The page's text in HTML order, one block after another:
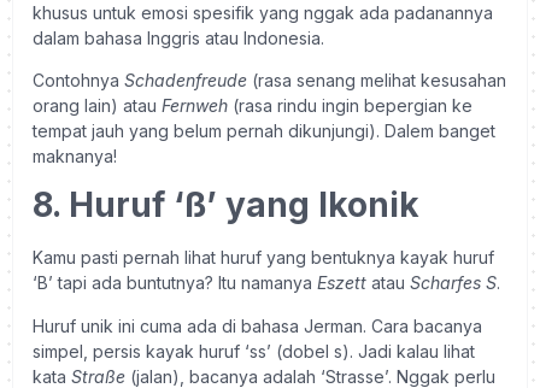
khusus untuk emosi spesifik yang nggak ada padanannya
dalam bahasa Inggris atau Indonesia.
Contohnya Schadenfreude (rasa senang melihat kesusahan
orang lain) atau Fernweh (rasa rindu ingin bepergian ke
tempat jauh yang belum pernah dikunjungi). Dalem banget
maknanya!
8. Huruf ‘ß’ yang Ikonik
Kamu pasti pernah lihat huruf yang bentuknya kayak huruf
‘B’ tapi ada buntutnya? Itu namanya Eszett atau Scharfes S.
Huruf unik ini cuma ada di bahasa Jerman. Cara bacanya
simpel, persis kayak huruf ‘ss’ (dobel s). Jadi kalau lihat
kata Straße (jalan), bacanya adalah ‘Strasse’. Nggak perlu